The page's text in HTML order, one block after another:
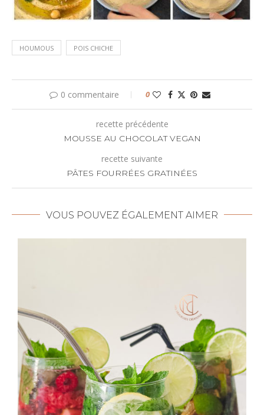
HOUMOUS POIS CHICHE
0 commentaire 0
recette précédente
MOUSSE AU CHOCOLAT VEGAN
recette suivante
PÂTES FOURRÉES GRATINÉES
VOUS POUVEZ ÉGALEMENT AIMER